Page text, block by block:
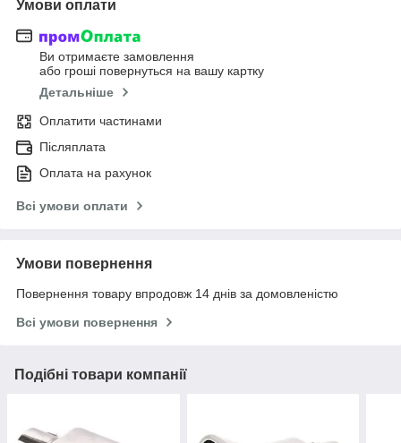
Умови оплати
Ви отримаєте замовлення
або гроші повернуться на вашу картку
Детальніше
Оплатити частинами
Післяплата
Оплата на рахунок
Всі умови оплати
Умови повернення
Повернення товару впродовж 14 днів за домовленістю
Всі умови повернення
Подібні товари компанії